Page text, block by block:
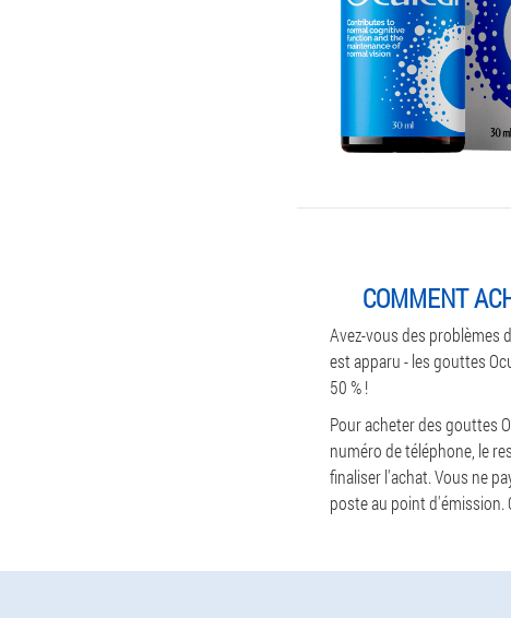
COMMENT
Avez-vous des problèmes
est apparu - les gouttes
50 % !
Pour acheter des gouttes
numéro de téléphone, le
finaliser l'achat. Vous ne
poste au point d'émission.